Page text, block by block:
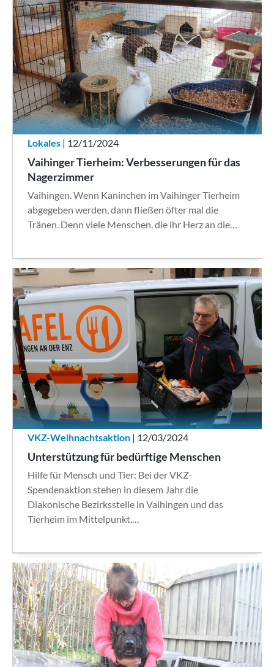
Lokales | 12/11/2024
Vaihinger Tierheim: Verbesserungen für das
Nagerzimmer
Vaihingen. Wenn Kaninchen im Vaihinger Tierheim
abgegeben werden, dann fließen öfter mal die
Tränen. Denn viele Menschen, die ihr Herz an die…
VKZ-Weihnachtsaktion | 12/03/2024
Unterstützung für bedürftige Menschen
Hilfe für Mensch und Tier: Bei der VKZ-
Spendenaktion stehen in diesem Jahr die
Diakonische Bezirksstelle in Vaihingen und das
Tierheim im Mittelpunkt.…